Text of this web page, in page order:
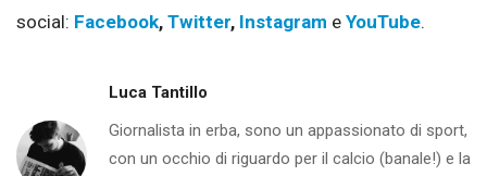
social: Facebook, Twitter, Instagram e YouTube.
Luca Tantillo
Giornalista in erba, sono un appassionato di sport,
con un occhio di riguardo per il calcio (banale!) e la